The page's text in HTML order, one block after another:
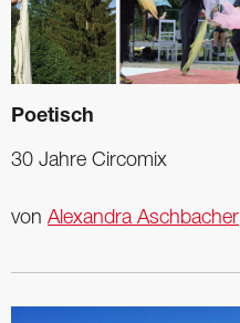
Poetisch
30 Jahre Circomix
von Alexandra Aschbacher